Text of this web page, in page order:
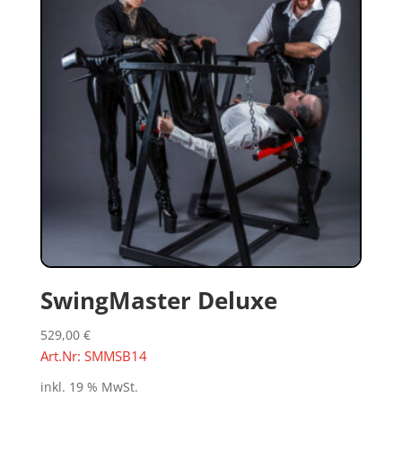
SwingMaster Deluxe
529,00 €
Art.Nr: SMMSB14
inkl. 19 % MwSt.